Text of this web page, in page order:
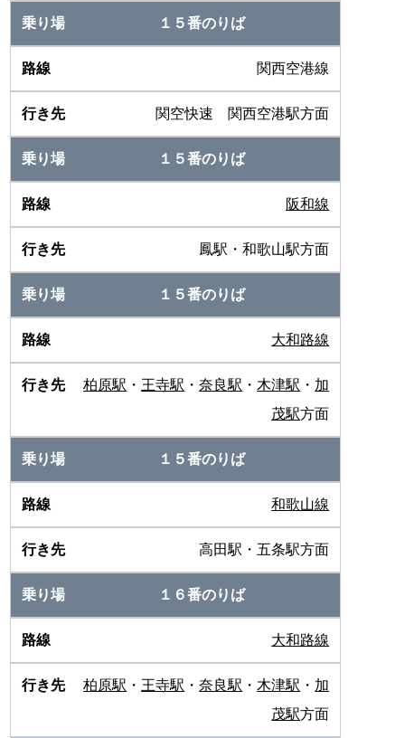
１５番のりば
関西空港線
関空快速 関西空港駅方面
１５番のりば
阪和線
鳳駅・和歌山駅方面
１５番のりば
大和路線
柏原駅 ・ 王寺駅 ・奈良駅 ・ 木津駅 ・ 加
茂駅方面
１５番のりば
和歌山線
高田駅・五条駅方面
１６番のりば
大和路線
柏原駅 ・ 王寺駅 ・奈良駅 ・ 木津駅 ・ 加
茂駅方面